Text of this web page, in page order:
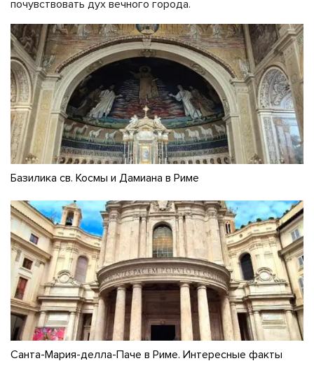
почувствовать дух вечного города.
Базилика св. Космы и Дамиана в Риме
Санта-Мария-делла-Паче в Риме. Интересные факты